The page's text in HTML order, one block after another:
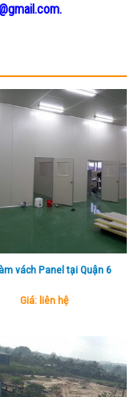
vách Panel tại Quận 6
Giá: liên hệ